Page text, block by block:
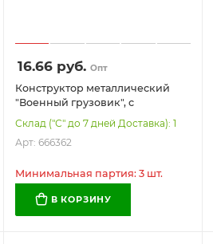
16.66руб. Опт
Конструктор металлический
"Военный грузовик", с
подвижными деталями, 116
элементов, BAMBOX
(БАМБОКС), 666362
Склад ("С" до 7 дней Доставка): 1
Арт: 666362
Минимальная партия: 3 шт.
В КОРЗИНУ